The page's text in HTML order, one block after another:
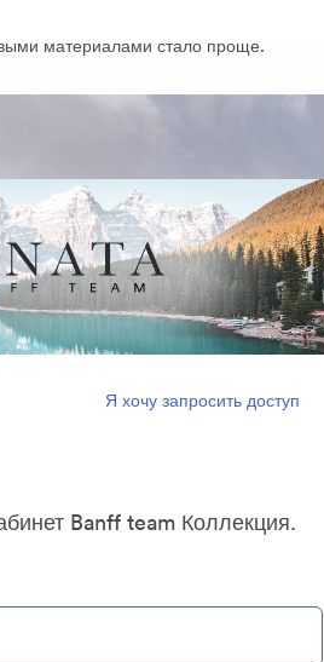
материалами стало проще.
Я хочу запросить доступ
Banff team Коллекция.